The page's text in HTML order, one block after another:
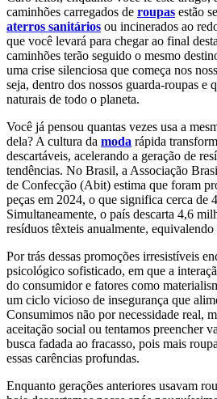
caminhões carregados de roupas estão
aterros sanitários ou incinerados ao
que você levará para chegar ao final
caminhões terão seguido o mesmo
uma crise silenciosa que começa nos
seja, dentro dos nossos guarda-roupas e
naturais de todo o planeta.
Você já pensou quantas vezes usa a
dela? A cultura da moda rápida
descartáveis, acelerando a geração de
tendências. No Brasil, a Associação
de Confecção (Abit) estima que foram
peças em 2024, o que significa cerca de
Simultaneamente, o país descarta 4,6
resíduos têxteis anualmente,
Por trás dessas promoções irresistíveis
psicológico sofisticado, em que a
do consumidor e fatores como
um ciclo vicioso de insegurança que
Consumimos não por necessidade real,
aceitação social ou tentamos preencher
busca fadada ao fracasso, pois mais
essas carências profundas.
Enquanto gerações anteriores usavam